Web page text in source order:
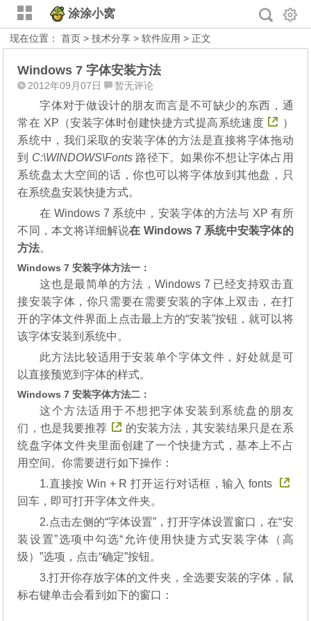
涂涂小窝
现在位置：首页 >技术分享 >软件应用 > 正文
Windows 7 字体安装方法
2012年09月07日 暂无评论
字体对于做设计的朋友而言是不可缺少的东西，通
常在 XP（安装字体时创建快捷方式提高系统速度
）
系统中，我们采取的安装字体的方法是直接将字体拖动
到 C:\WINDOWS\Fonts 路径下。如果你不想让字体占用
系统盘太大空间的话，你也可以将字体放到其他盘，只
在系统盘安装快捷方式。
在 Windows 7 系统中，安装字体的方法与 XP 有所
不同，本文将详细解说在 Windows 7 系统中安装字体的
方法。
Windows 7 安装字体方法一：
这也是最简单的方法，Windows 7 已经支持双击直
接安装字体，你只需要在需要安装的字体上双击，在打
开的字体文件界面上点击最上方的“安装”按钮，就可以将
该字体安装到系统中。
此方法比较适用于安装单个字体文件，好处就是可
以直接预览到字体的样式。
Windows 7 安装字体方法二：
这个方法适用于不想把字体安装到系统盘的朋友
们，也是我要推荐
的安装方法，其安装结果只是在系
统盘字体文件夹里面创建了一个快捷方式，基本上不占
用空间。你需要进行如下操作：
1.直接按 Win + R 打开运行对话框，输入 fonts
回车，即可打开字体文件夹。
2.点击左侧的“字体设置”，打开字体设置窗口，在“安
装设置”选项中勾选“允许使用快捷方式安装字体（高
级）”选项，点击“确定”按钮。
3.打开你存放字体的文件夹，全选要安装的字体，鼠
标右键单击会看到如下的窗口：